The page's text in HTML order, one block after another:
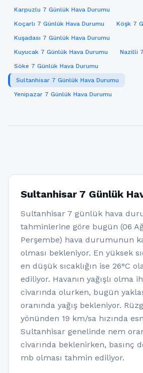
Karpuzlu 7 Günlük Hava Durumu
Koçarlı 7 Günlük Hava Durumu
Köşk 7
Kuşadası 7 Günlük Hava Durumu
Kuyucak 7 Günlük Hava Durumu
Nazilli
Söke 7 Günlük Hava Durumu
Sultanhisar 7 Günlük Hava Durumu
Yenipazar 7 Günlük Hava Durumu
Sultanhisar 7 Günlük
Sultanhisar 7 günlük hava
tahminlerine göre bugün (06
Perşembe) hava durumunun
olması bekleniyor. En yüksek
en düşük sıcaklığın ise 26°C
ediliyor. Havanın yağışlı olma
civarında olurken, bugün
oranında yağış bekleniyor.
yönünden 19 km/sa hızında
Sultanhisar genelinde nem
civarında beklenirken, basınç
mb olması tahmin ediliyor.